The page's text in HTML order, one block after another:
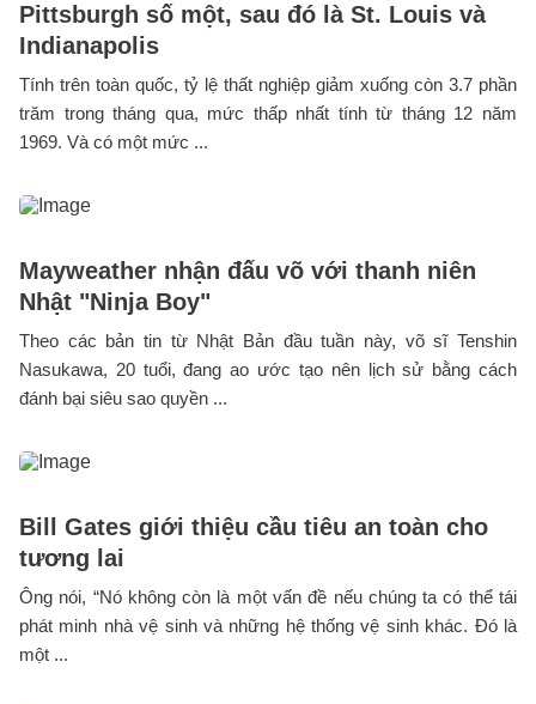
Pittsburgh số một, sau đó là St. Louis và
Indianapolis
Tính trên toàn quốc, tỷ lệ thất nghiệp giảm xuống còn 3.7 phần
trăm trong tháng qua, mức thấp nhất tính từ tháng 12 năm
1969. Và có một mức ...
Mayweather nhận đấu võ với thanh niên
Nhật "Ninja Boy"
Theo các bản tin từ Nhật Bản đầu tuần này, võ sĩ Tenshin
Nasukawa, 20 tuổi, đang ao ước tạo nên lịch sử bằng cách
đánh bại siêu sao quyền ...
Bill Gates giới thiệu cầu tiêu an toàn cho
tương lai
Ông nói, “Nó không còn là một vấn đề nếu chúng ta có thể tái
phát minh nhà vệ sinh và những hệ thống vệ sinh khác. Đó là
một ...